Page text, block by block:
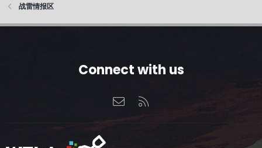
战雷情报区
Connect with us
联系我们